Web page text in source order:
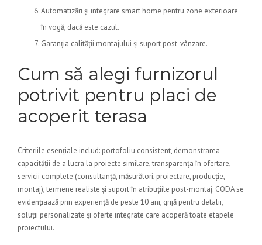
Automatizări și integrare smart home pentru zone exterioare
în vogă, dacă este cazul.
Garanția calității montajului și suport post-vânzare.
Cum să alegi furnizorul
potrivit pentru placi de
acoperit terasa
Criteriile esențiale includ: portofoliu consistent, demonstrarea
capacității de a lucra la proiecte similare, transparența în ofertare,
servicii complete (consultanță, măsurători, proiectare, producție,
montaj), termene realiste și suport în atribuțiile post-montaj. CODA se
evidențiaază prin experiență de peste 10 ani, grijă pentru detalii,
soluții personalizate și oferte integrate care acoperă toate etapele
proiectului.